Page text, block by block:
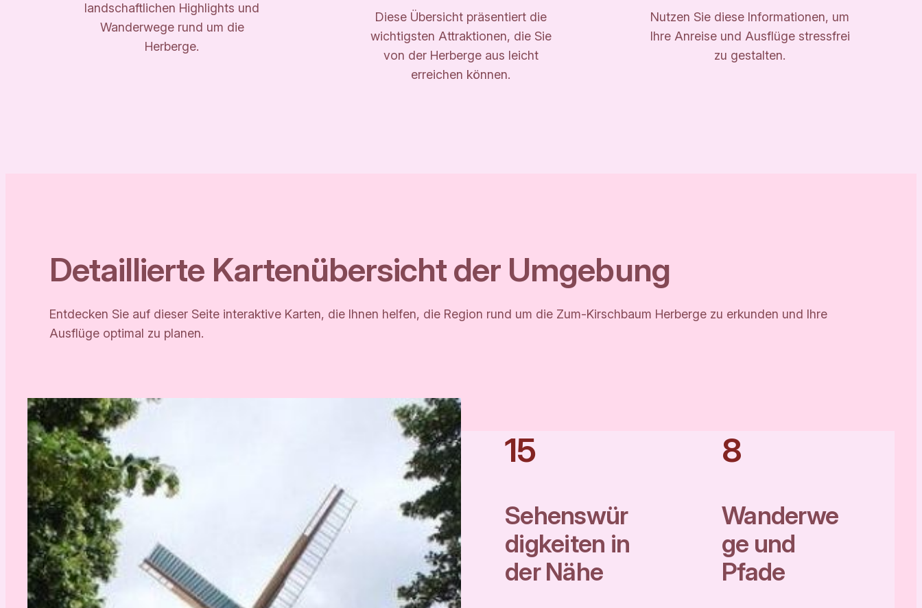
landschaftlichen Highlights und
Wanderwege rund um die
Herberge.
Diese Übersicht präsentiert die
wichtigsten Attraktionen, die Sie
von der Herberge aus leicht
erreichen können.
Nutzen Sie diese Informationen, um
Ihre Anreise und Ausflüge stressfrei
zu gestalten.
Detaillierte Kartenübersicht der Umgebung
Entdecken Sie auf dieser Seite interaktive Karten, die Ihnen helfen, die Region rund um die Zum-Kirschbaum Herberge zu erkunden und Ihre
Ausflüge optimal zu planen.
15
Sehenswür
digkeiten in
der Nähe
8
Wanderwe
ge und
Pfade